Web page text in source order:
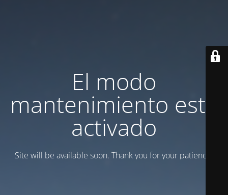
El modo
mantenimiento está
activado
Site will be available soon. Thank you for your patience!